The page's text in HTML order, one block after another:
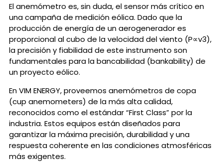
El anemómetro es, sin duda, el sensor más crítico en
una campaña de medición eólica. Dado que la
producción de energía de un aerogenerador es
proporcional al cubo de la velocidad del viento (P∝v3),
la precisión y fiabilidad de este instrumento son
fundamentales para la bancabilidad (bankability) de
un proyecto eólico.
En VIM ENERGY, proveemos anemómetros de copa
(cup anemometers) de la más alta calidad,
reconocidos como el estándar “First Class” por la
industria. Estos equipos están diseñados para
garantizar la máxima precisión, durabilidad y una
respuesta coherente en las condiciones atmosféricas
más exigentes.